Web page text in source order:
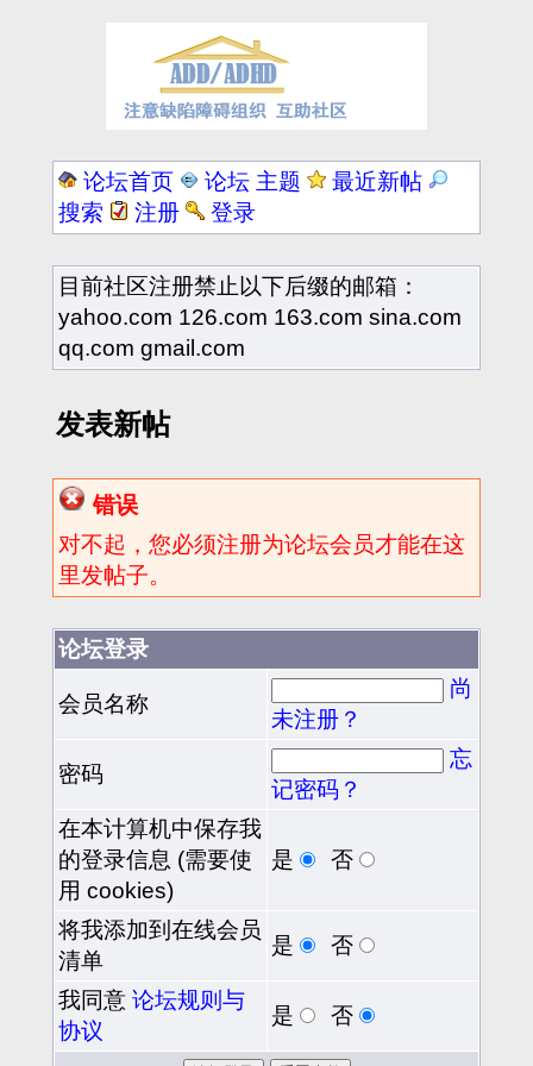
论坛首页 论坛 主题
最近新帖
搜索
注册 登录
目前社区注册禁止以下后缀的邮箱：
yahoo.com 126.com 163.com sina.com
qq.com gmail.com
发表新帖
错误
对不起，您必须注册为论坛会员才能在这
里发帖子。
论坛登录
会员名称
尚
未注册？
密码
忘
记密码？
在本计算机中保存我
的登录信息 (需要使
用 cookies)
是 否
将我添加到在线会员
清单
是 否
我同意 论坛规则与
协议
是 否